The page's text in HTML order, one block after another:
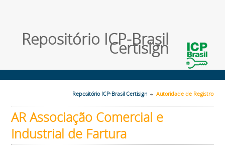
Repositório ICP-Brasil
Certisign
Repositório ICP-Brasil Certisign Autoridade de Registro
AR Associação Comercial e
Industrial de Fartura